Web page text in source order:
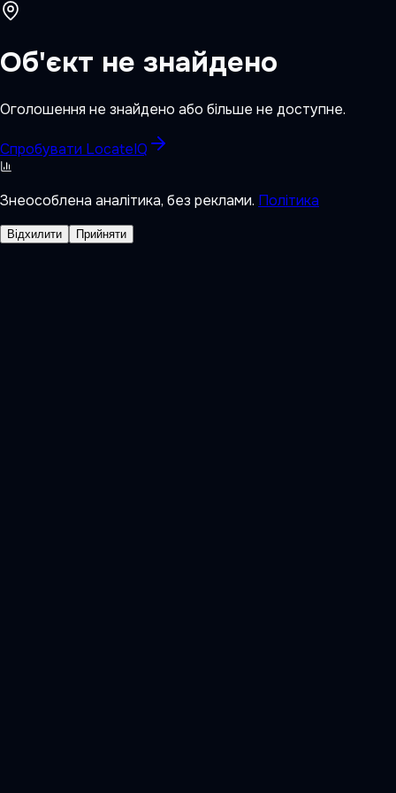
Об'єкт не знайдено
Оголошення не знайдено або більше не доступне.
Спробувати LocateIQ
Знеособлена аналітика, без реклами. Політика
Відхилити Прийняти